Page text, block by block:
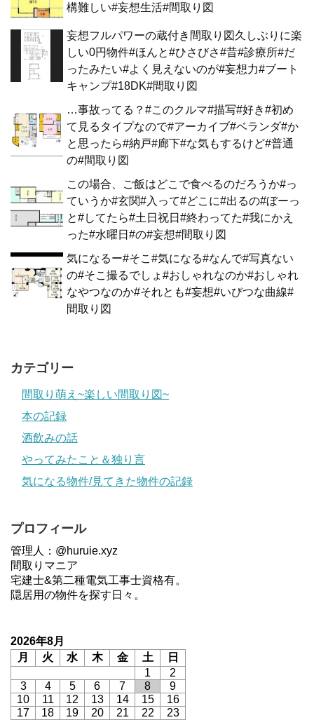
構難しい#妄想生活#間取り図
妄想フルパワーの蔵付き間取り図久しぶりに楽
しい0円物件#ほんと#ひさびさ#昔#診療所#だ
ったみたい#よく見えないのが#妄想力#ブート
キャンプ#18DK#間取り図
…事故ってる？#このクルマ#描写#好き#初め
て見るタイプなので#アーカイブ#ベランダ#か
と思ったら#納戸#廊下#な気もするけど#普通
の#間取り図
この場合、ご飯はどこで食べるのだろうか#っ
ていうか#玄関#入って#どこに#出るの#ぼーっ
と#してたら#土日祝日#終わってた#我にかえ
った#水曜日#の#妄想#間取り図
気になるー#そこ#気になる#なんで#写真ない
の#そこ撮るでしょ#おしゃれなのか#おしゃれ
なやつなのか#それとも#妄想#いびつな曲線#
間取り図
カテゴリー
間取り萌え~楽しい間取り図~
本の記録
酒飲みの話
やってみたこと＆独り言
気になる物件/見てきた物件の記録
プロフィール
管理人：@huruie.xyz
間取りマニア
宅建士&第二種電気工事士資格有。
隠居用の物件を探す日々。
2026年8月
月
火 水 木 金 土
日
1
2
3
4 5 6 7 8
9
10
11 12 13 14 15
16
17
18 19 20 21 22
23